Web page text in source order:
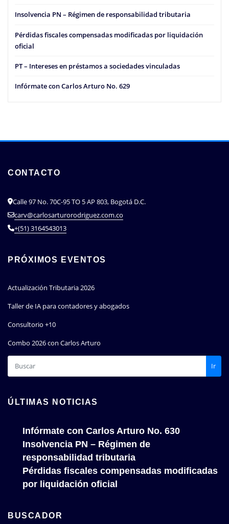
Insolvencia PN – Régimen de responsabilidad tributaria
Pérdidas fiscales compensadas modificadas por liquidación
oficial
PT – Intereses en préstamos a sociedades vinculadas
Infórmate con Carlos Arturo No. 629
CONTACTO
Calle 97 No. 70C-95 TO 5 AP 803, Bogotá D.C.
carv@carlosarturorodriguez.com.co
+(51) 3164543013
PRÓXIMOS EVENTOS
Actualización Tributaria 2026
Taller de IA para contadores y abogados
Consultorio +10
Combo 2026 con Carlos Arturo
Ir
ÚLTIMAS NOTICIAS
Infórmate con Carlos Arturo No. 630
Insolvencia PN – Régimen de
responsabilidad tributaria
Pérdidas fiscales compensadas modificadas
por liquidación oficial
BUSCADOR